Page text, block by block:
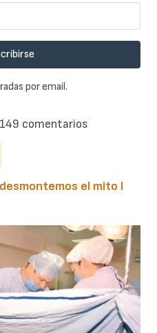
149 comentarios
desmontemos el mito I
por email.